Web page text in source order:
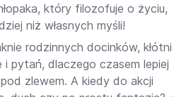
który filozofuje o życiu,
niż własnych myśli!
rodzinnych docinków, kłótni
pytań, dlaczego czasem lepiej
zlewem. A kiedy do akcji